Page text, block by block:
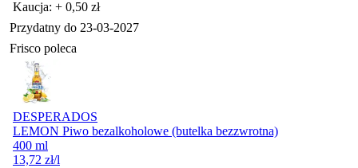
Kaucja: + 0,50 zł
Przydatny do 23-03-2027
Frisco poleca
DESPERADOS
LEMON Piwo bezalkoholowe (butelka bezzwrotna)
400 ml
13,72 zł/l